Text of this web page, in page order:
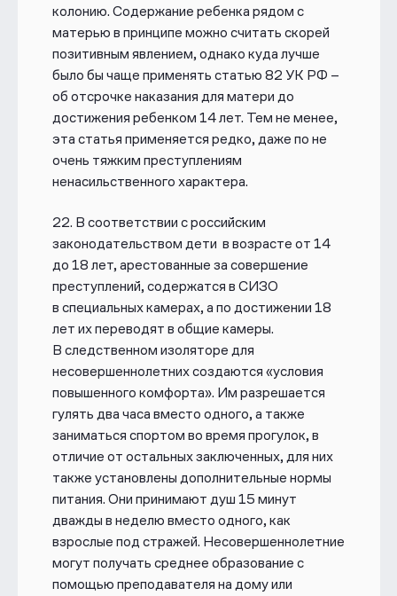
колонию. Содержание ребенка рядом с
матерью в принципе можно считать скорей
позитивным явлением, однако куда лучше
было бы чаще применять статью 82 УК РФ –
об отсрочке наказания для матери до
достижения ребенком 14 лет. Тем не менее,
эта статья применяется редко, даже по не
очень тяжким преступлениям
ненасильственного характера.
22. В соответствии с российским
законодательством дети в возрасте от 14
до 18 лет, арестованные за совершение
преступлений, содержатся в СИЗО
в специальных камерах, а по достижении 18
лет их переводят в общие камеры.
В следственном изоляторе для
несовершеннолетних создаются «условия
повышенного комфорта». Им разрешается
гулять два часа вместо одного, а также
заниматься спортом во время прогулок, в
отличие от остальных заключенных, для них
также установлены дополнительные нормы
питания. Они принимают душ 15 минут
дважды в неделю вместо одного, как
взрослые под стражей. Несовершеннолетние
могут получать среднее образование с
помощью преподавателя на дому или